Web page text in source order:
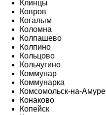
Клинцы
Ковров
Когалым
Коломна
Колпашево
Колпино
Кольцово
Кольчугино
Коммунар
Коммунарка
Комсомольск-на-Амуре
Конаково
Копейск